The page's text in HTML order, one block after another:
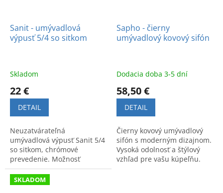
Sanit - umývadlová
výpusť 5/4 so sitkom
Skladom
22 €
DETAIL
Neuzatvárateľná
umývadlová výpusť Sanit 5/4
so sitkom, chrómové
prevedenie. Možnosť
skrátenia pre lepšiu
prispôsobivosť. Praktické a
kvalitné riešenie do kúpeľne.
Sapho - čierny
umývadlový kovový sifón
Dodacia doba 3-5 dní
58,50 €
DETAIL
Čierny kovový umývadlový
sifón s moderným dizajnom.
Vysoká odolnosť a štýlový
vzhľad pre vašu kúpeľňu.
SKLADOM